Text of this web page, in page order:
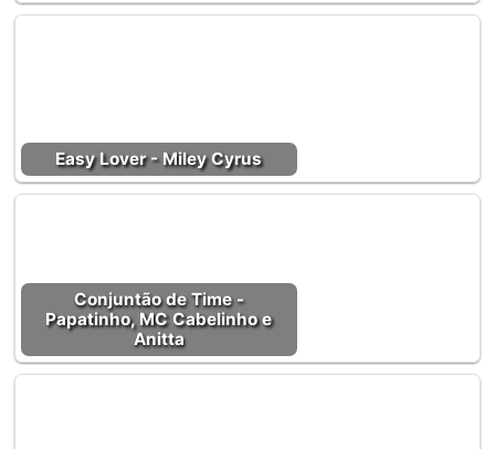
Easy Lover - Miley Cyrus
Conjuntão de Time -
Papatinho, MC Cabelinho e
Anitta